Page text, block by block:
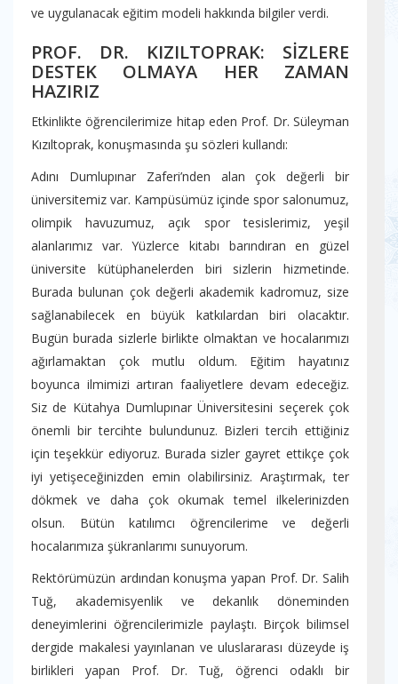
ve uygulanacak eğitim modeli hakkında bilgiler verdi.
PROF. DR. KIZILTOPRAK: SİZLERE
DESTEK OLMAYA HER ZAMAN
HAZIRIZ
Etkinlikte öğrencilerimize hitap eden Prof. Dr. Süleyman
Kızıltoprak, konuşmasında şu sözleri kullandı:
Adını Dumlupınar Zaferi’nden alan çok değerli bir
üniversitemiz var. Kampüsümüz içinde spor salonumuz,
olimpik havuzumuz, açık spor tesislerimiz, yeşil
alanlarımız var. Yüzlerce kitabı barındıran en güzel
üniversite kütüphanelerden biri sizlerin hizmetinde.
Burada bulunan çok değerli akademik kadromuz, size
sağlanabilecek en büyük katkılardan biri olacaktır.
Bugün burada sizlerle birlikte olmaktan ve hocalarımızı
ağırlamaktan çok mutlu oldum. Eğitim hayatınız
boyunca ilmimizi artıran faaliyetlere devam edeceğiz.
Siz de Kütahya Dumlupınar Üniversitesini seçerek çok
önemli bir tercihte bulundunuz. Bizleri tercih ettiğiniz
için teşekkür ediyoruz. Burada sizler gayret ettikçe çok
iyi yetişeceğinizden emin olabilirsiniz. Araştırmak, ter
dökmek ve daha çok okumak temel ilkelerinizden
olsun. Bütün katılımcı öğrencilerime ve değerli
hocalarımıza şükranlarımı sunuyorum.
Rektörümüzün ardından konuşma yapan Prof. Dr. Salih
Tuğ, akademisyenlik ve dekanlık döneminden
deneyimlerini öğrencilerimizle paylaştı. Birçok bilimsel
dergide makalesi yayınlanan ve uluslararası düzeyde iş
birlikleri yapan Prof. Dr. Tuğ, öğrenci odaklı bir